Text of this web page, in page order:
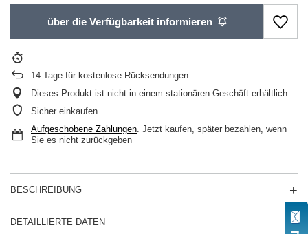
über die Verfügbarkeit informieren
14 Tage für kostenlose Rücksendungen
Dieses Produkt ist nicht in einem stationären Geschäft erhältlich
Sicher einkaufen
Aufgeschobene Zahlungen. Jetzt kaufen, später bezahlen, wenn
Sie es nicht zurückgeben
BESCHREIBUNG
DETAILLIERTE DATEN